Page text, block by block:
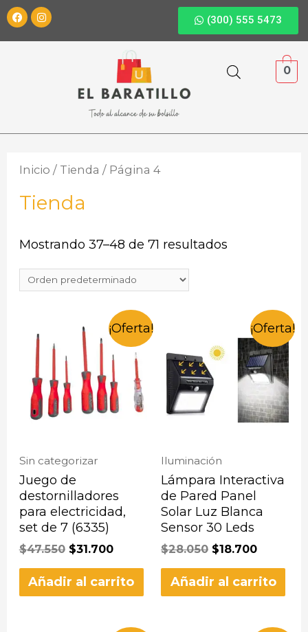
(300) 555 5473
0
Inicio / Tienda / Página 4
Tienda
Mostrando 37–48 de 71 resultados
¡Oferta!
Sin categorizar
Juego de
destornilladores
para electricidad,
set de 7 (6335)
$47.550 $31.700
Añadir al carrito
¡Oferta!
Iluminación
Lámpara Interactiva
de Pared Panel
Solar Luz Blanca
Sensor 30 Leds
$28.050 $18.700
Añadir al carrito